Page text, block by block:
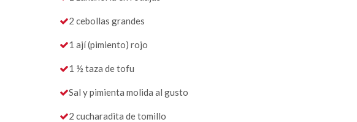
2 cebollas grandes
1 ají (pimiento) rojo
1 ½ taza de tofu
Sal y pimienta molida al gusto
2 cucharadita de tomillo